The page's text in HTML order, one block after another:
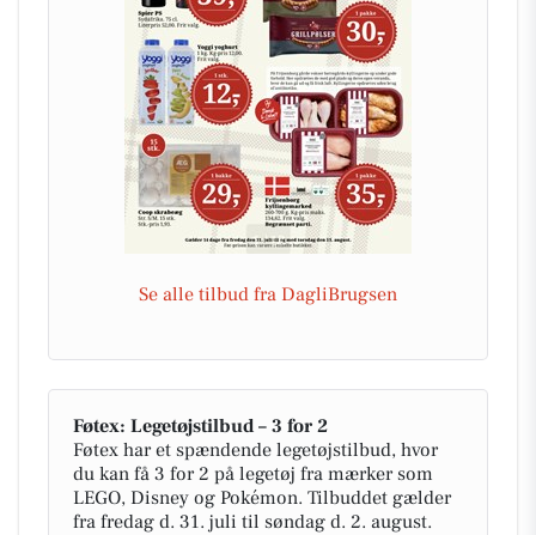
Se alle tilbud fra DagliBrugsen
Føtex: Legetøjstilbud – 3 for 2
Føtex har et spændende legetøjstilbud, hvor
du kan få 3 for 2 på legetøj fra mærker som
LEGO, Disney og Pokémon. Tilbuddet gælder
fra fredag d. 31. juli til søndag d. 2. august.